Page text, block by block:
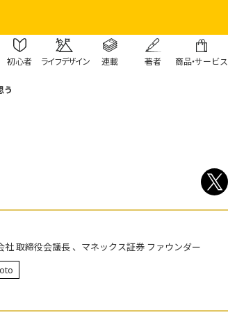
初心者 ライフデザイン 連載 著者 商品・サービス
う
社 取締役会議長 、マネックス証券 ファウンダー